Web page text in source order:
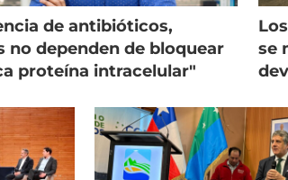
de antibióticos,
no dependen de bloquear
proteína intracelular"
se